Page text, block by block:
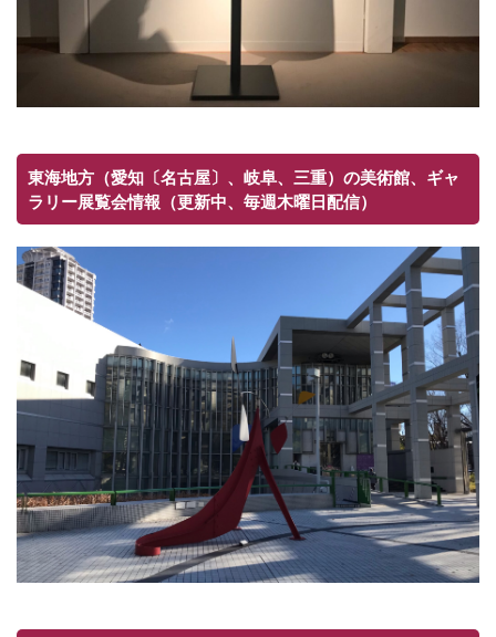
東海地方（愛知〔名古屋〕、岐阜、三重）の美術館、ギャ
ラリー展覧会情報（更新中、毎週木曜日配信）